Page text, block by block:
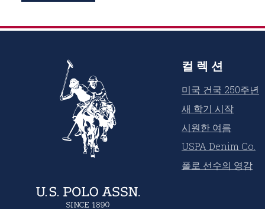
컬렉션
미국 건국 250주년
새 학기 시작
시원한 여름
USPA Denim Co.
폴로 선수의 영감